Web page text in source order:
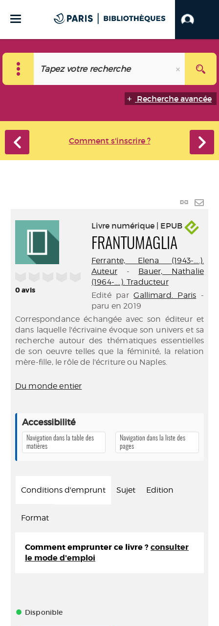
Recherche avancée
Comment s'inscrire ?
Lien
0avis
Livre numérique | EPUB
FRANTUMAGLIA
Ferrante, Elena (1943-....).
Auteur- Bauer, Nathalie
(1964-....). Traducteur
Edité parGallimard. Paris -
paru en 2019
Correspondance échangée avec son éditeur et
dans laquelle l'écrivaine évoque son univers et sa
recherche autour des thématiques essentielles
de son oeuvre telles que la féminité, la relation
mère-fille, le rôle de l'écriture ou Naples.
Du monde entier
Accessibilité
Navigation dans la table des
matières
Navigation dans la liste des
pages
Conditions d'emprunt Sujet Edition
Format
Comment emprunter ce livre ? consulter
le mode d'emploi
Disponible